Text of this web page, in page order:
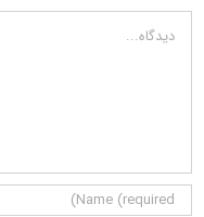
دیدگاه